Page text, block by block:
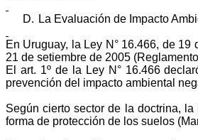
D. La Evaluación de Impacto
En Uruguay, la Ley N° 16.466, de
21 de setiembre de 2005
El art. 1º de la Ley N° 16.466
prevención del impacto ambiental
Según cierto sector de la doctrina,
forma de protección de los suelos